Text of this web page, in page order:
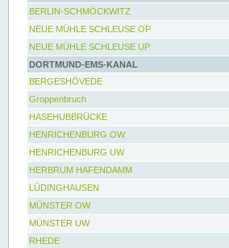
BERLIN-SCHMÖCKWITZ
NEUE MÜHLE SCHLEUSE OP
NEUE MÜHLE SCHLEUSE UP
DORTMUND-EMS-KANAL
BERGESHÖVEDE
Groppenbruch
HASEHUBBRÜCKE
HENRICHENBURG OW
HENRICHENBURG UW
HERBRUM HAFENDAMM
LÜDINGHAUSEN
MÜNSTER OW
MÜNSTER UW
RHEDE